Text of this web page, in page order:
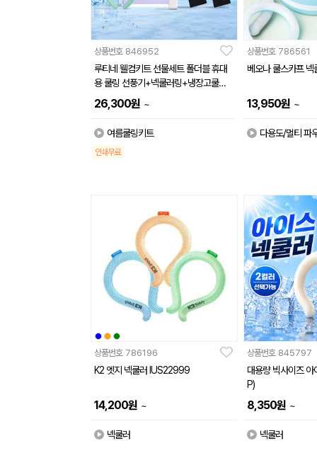
상품번호 846952
루티네 웰컴키트 선물세트 폴더블 휴대
용 쿨링 선풍기+넥쿨러링+냉장고쿨토
시
26,300원 ~
여름쿨링키트
인쇄무료
상품번호 786561
베오나 쿨스카프 넥
13,950원 ~
다용도/멀티 파
상품번호 786196
K2 엣지 넥쿨러 IUS22999
14,200원 ~
넥쿨러
상품번호 845797
대용량 빅사이즈
P)
8,350원 ~
넥쿨러